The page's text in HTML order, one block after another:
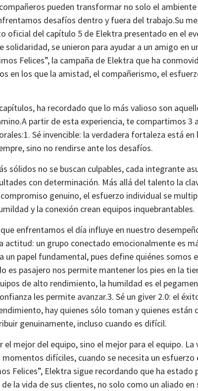
pueden transformar no solo el
desafíos dentro y fuera del trabajo.Su
oficial del capítulo 5 de Elektra presentado en el
solidaridad, se unieron para ayudar a un amigo en
Felices”, la campaña de Elektra que ha
en los que la amistad, el compañerismo, el
ha recordado que lo más valioso son
partir de esta experiencia, te compartimos 3
Sé invencible: la verdadera fortaleza está
sino no rendirse ante los desafíos.
sólidos no se buscan culpables, cada integrante
con determinación. Más allá del talento la
genuino, el esfuerzo individual se
y la conexión crean equipos inquebrantables.
enfrentamos el día influye en nuestro
actitud: un grupo conectado emocionalmente es
un papel fundamental, pues define quiénes somos
es pasajero nos permite mantener los pies en la
de alto rendimiento, la humildad es el
les permite avanzar.3. Sé un giver 2.0: el
hay quienes sólo toman y quienes están
genuinamente, incluso cuando es difícil.
el mejor del equipo, sino el mejor para el equipo.
difíciles, cuando se necesita un esfuerzo
Felices”, Elektra sigue recordando que ha
la vida de sus clientes, no solo como un aliado en